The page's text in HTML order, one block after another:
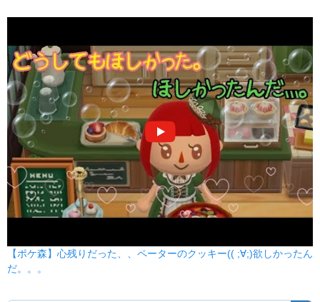
【ポケ森】心残りだった、、ペーターのクッキー(( ;∀;)欲しかったん
だ。。。